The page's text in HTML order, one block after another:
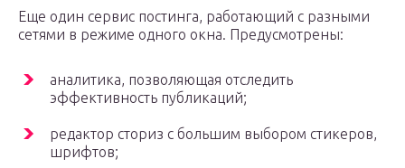
Еще один сервис постинга, работающий с разными
сетями в режиме одного окна. Предусмотрены:
аналитика, позволяющая отследить
эффективность публикаций;
редактор сториз с большим выбором стикеров,
шрифтов;